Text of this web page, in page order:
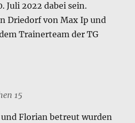
Juli 2022 dabei sein.
Driedorf von Max Ip und
Trainerteam der TG
15
Florian betreut wurden